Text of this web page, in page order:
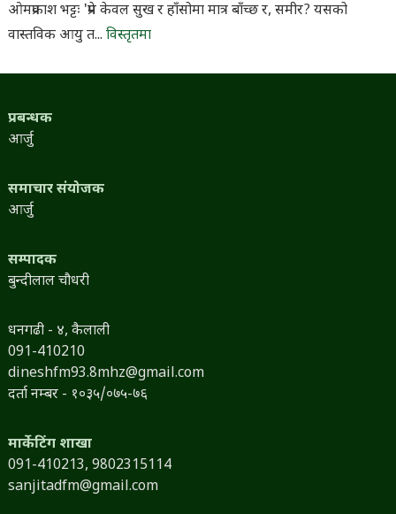
ओमप्रकाश भट्टः 'प्रेम केवल सुख र हाँसोमा मात्र बाँच्छ र, समीर? यसको
वास्तविक आयु त... विस्तृतमा
प्रबन्धक
आर्जु
समाचार संयोजक
आर्जु
सम्पादक
बुन्दीलाल चौधरी
धनगढी - ४, कैलाली
091-410210
dineshfm93.8mhz@gmail.com
दर्ता नम्बर - १०३५/०७५-७६
मार्केटिंग शाखा
091-410213, 9802315114
sanjitadfm@gmail.com